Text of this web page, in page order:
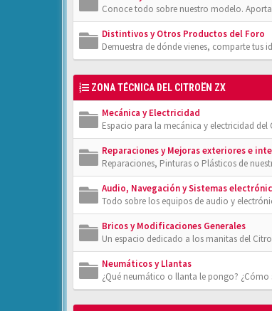
Conoce todo sobre nuestro modelo.
Distintivos y Otros Productos del Foro
Demuestra de dónde vienes, comparte tus
ZONA TÉCNICA DEL CITROËN ZX
Mecánica y Electricidad
Espacio para la mecánica y electricidad del
Reparaciones y Mejoras exteriores e
Reparaciones, Pinturas o Plásticos de
Audio, Navegación y Sistemas
Todo sobre los equipos de audio y
Bricos y Modificaciones Generales
Un espacio dedicado a los manitas del
Neumáticos y Llantas
¿Qué neumático o llanta le pongo? ¿Cómo